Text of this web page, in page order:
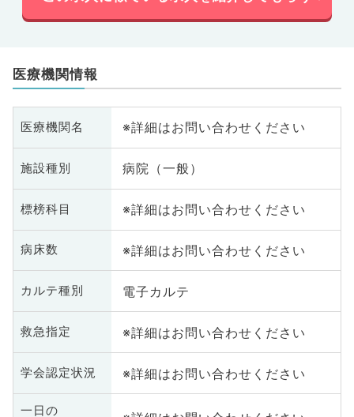
医療機関情報
医療機関名 ※詳細はお問い合わせください
施設種別 病院（一般）
標榜科目 ※詳細はお問い合わせください
病床数 ※詳細はお問い合わせください
カルテ種別 電子カルテ
救急指定 ※詳細はお問い合わせください
学会認定状況 ※詳細はお問い合わせください
一日の